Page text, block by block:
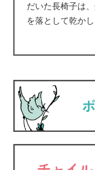
だいた長椅子は
を落として乾か